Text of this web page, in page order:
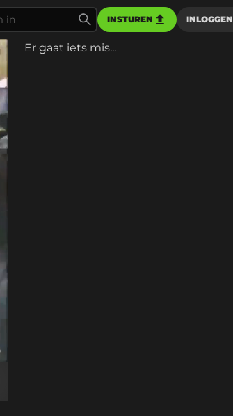
INSTUREN INLOGGEN
Er gaat iets mis...